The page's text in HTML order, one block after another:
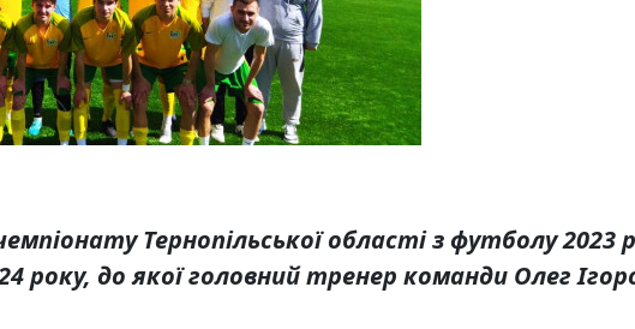
Тернопільської області з футболу 2023
року, до якої головний тренер команди Олег